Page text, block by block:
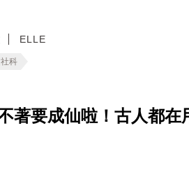
ELLE
科
著要成仙啦！古人都在